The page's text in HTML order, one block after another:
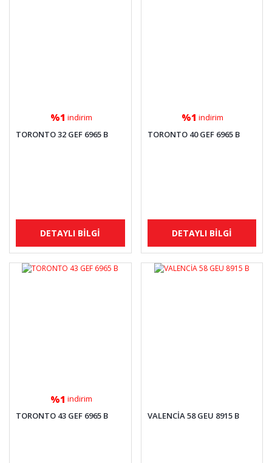
%1 indirim
TORONTO 32 GEF 6965 B
DETAYLI BİLGİ
%1 indirim
TORONTO 40 GEF 6965 B
DETAYLI BİLGİ
%1 indirim
TORONTO 43 GEF 6965 B
VALENCİA 58 GEU 8915 B